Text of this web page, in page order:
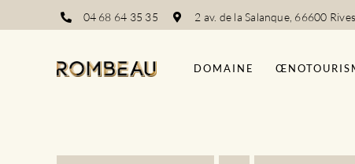
au
04 68 64 35 35 2 av. de la Salanque, 66600
DOMAINE